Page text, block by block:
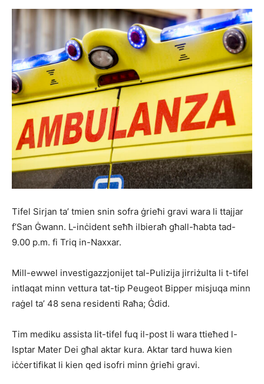
Tifel Sirjan ta’ tmien snin sofra ġrieħi gravi wara li ttajjar
f’San Ġwann. L-inċident seħħ ilbieraħ għall-ħabta tad-
9.00 p.m. fi Triq in-Naxxar.
Mill-ewwel investigazzjonijet tal-Pulizija jirriżulta li t-tifel
intlaqat minn vettura tat-tip Peugeot Bipper misjuqa minn
raġel ta’ 48 sena residenti Raħa; Ġdid.
Tim mediku assista lit-tifel fuq il-post li wara ttieħed l-
Isptar Mater Dei għal aktar kura. Aktar tard huwa kien
iċċertifikat li kien qed isofri minn ġrieħi gravi.